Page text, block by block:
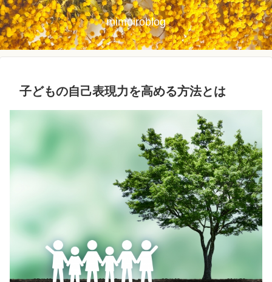
mimoiroblog
子どもの自己表現力を高める方法とは